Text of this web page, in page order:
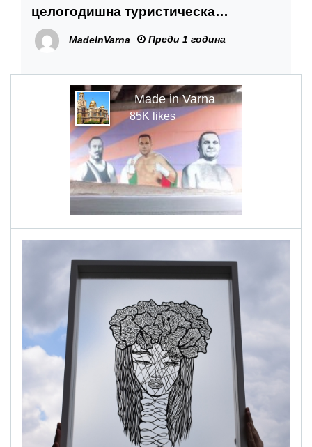
целогодишна туристическа
дестинация във Варшава
MadeInVarna Преди 1 година
Made in Varna
85K likes